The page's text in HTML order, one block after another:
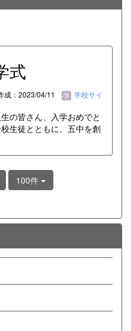
式
成：2023/04/11
学校サイ
の皆さん、入学おめでと
生徒とともに、五中を創
100件